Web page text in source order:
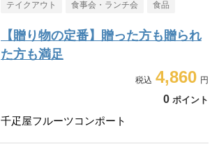
テイクアウト 食事会・ランチ会 食品
【贈り物の定番】贈った方も贈られ
た方も満足
4,860
0 ポイント
千疋屋フルーツコンポート